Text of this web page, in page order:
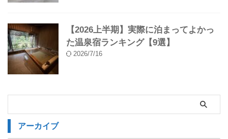
【2026上半期】実際に泊まってよかっ
た温泉宿ランキング【9選】
2026/7/16
アーカイブ